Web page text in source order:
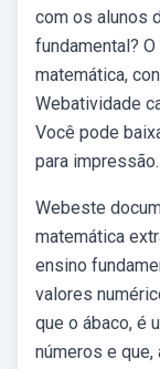
com os alunos
fundamental?
matemática,
Webatividade
Você pode
para
Webeste
matemática
ensino
valores
que o ábaco, é
números e